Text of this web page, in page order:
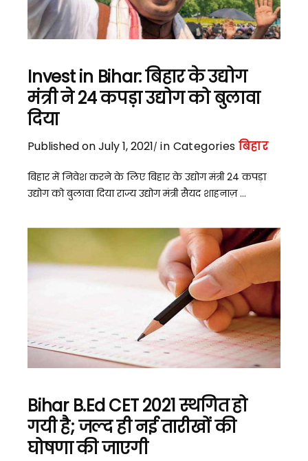
Invest in Bihar: बिहार के उद्योग
मंत्री ने 24 कपड़ा उद्योग को बुलावा
दिया
Published on July 1, 2021 in Categories बिहार
बिहार में निवेश करने के लिए बिहार के उद्योग मंत्री 24 कपड़ा
उद्योग को बुलावा दिया राज्य उद्योग मंत्री सैयद शाहनाज़ ...
Bihar B.Ed CET 2021 स्थगित हो
गयी है; जल्द ही नई तारीखों की
घोषणा की जाएगी